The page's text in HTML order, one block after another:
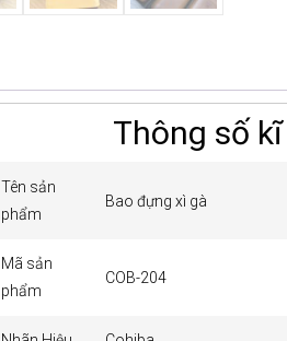
Thông số
Tên sản
phẩm
Bao đựng xì gà
Mã sản
phẩm
COB-204